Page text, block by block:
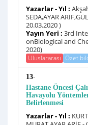
Yazarlar - Yıl :
SEDA,AYAR
20.03.2020 )
Yayın Yeri : 3rd
onBiological and
2020)
Uluslararası Özet
13-
Hastane Öncesi
Havayolu
Belirlenmesi
Yazarlar - Yıl :